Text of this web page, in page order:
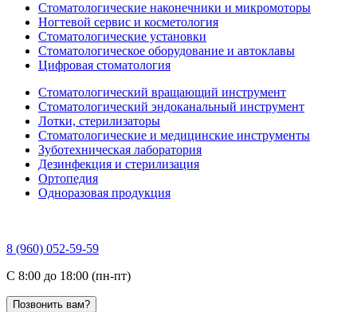
Стоматологические наконечники и микромоторы
Ногтевой сервис и косметология
Стоматологические установки
Стоматологическое оборудование и автоклавы
Цифровая стоматология
Стоматологический вращающий инструмент
Стоматологический эндоканальный инструмент
Лотки, стерилизаторы
Стоматологические и медицинские инструменты
Зуботехническая лаборатория
Дезинфекция и стерилизация
Ортопедия
Одноразовая продукция
8 (960) 052-59-59
C 8:00 до 18:00 (пн-пт)
Позвонить вам?